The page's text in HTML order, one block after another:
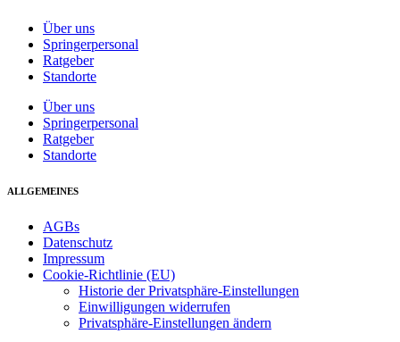
Über uns
Springerpersonal
Ratgeber
Standorte
Über uns
Springerpersonal
Ratgeber
Standorte
ALLGEMEINES
AGBs
Datenschutz
Impressum
Cookie-Richtlinie (EU)
Historie der Privatsphäre-Einstellungen
Einwilligungen widerrufen
Privatsphäre-Einstellungen ändern